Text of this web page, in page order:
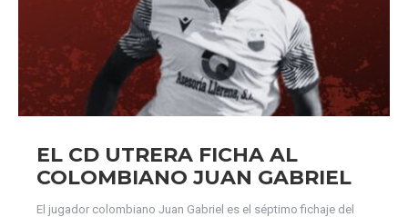
EL CD UTRERA FICHA AL
COLOMBIANO JUAN GABRIEL
El jugador colombiano Juan Gabriel es el séptimo fichaje del